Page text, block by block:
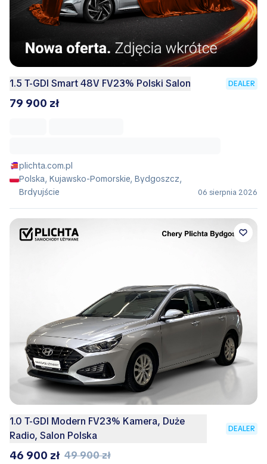
1.5 T-GDI Smart 48V FV23% Polski Salon DEALER
79 900 zł
plichta.com.pl
Polska, Kujawsko-Pomorskie, Bydgoszcz,
Brdyujście
06 sierpnia 2026
1.0 T-GDI Modern FV23% Kamera, Duże
Radio, Salon Polska
DEALER
46 900 zł 49 900 zł